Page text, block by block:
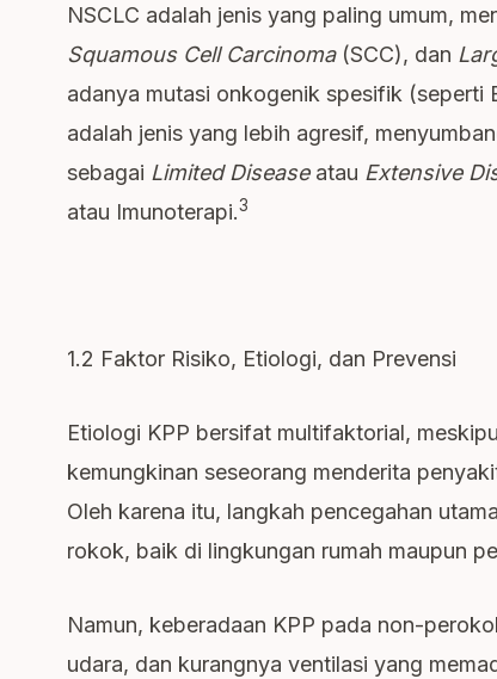
NSCLC adalah jenis yang paling umum,
Squamous Cell Carcinoma(SCC), dan
adanya mutasi onkogenik spesifik (seperti
adalah jenis yang lebih agresif,
sebagai Limited Diseaseatau Extensive
atau Imunoterapi.3
1.2 Faktor Risiko, Etiologi, dan Prevensi
Etiologi KPP bersifat multifaktorial,
kemungkinan seseorang menderita
Oleh karena itu, langkah pencegahan
rokok, baik di lingkungan rumah maupun
Namun, keberadaan KPP pada non-
udara, dan kurangnya ventilasi yang